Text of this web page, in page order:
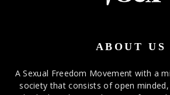
ABOUT US
A Sexual Freedom Movement with a
society that consists of open